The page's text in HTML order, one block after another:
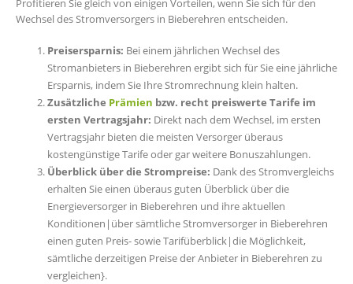
Profitieren Sie gleich von einigen Vorteilen, wenn Sie sich für den
Wechsel des Stromversorgers in Bieberehren entscheiden.
Preisersparnis: Bei einem jährlichen Wechsel des
Stromanbieters in Bieberehren ergibt sich für Sie eine jährliche
Ersparnis, indem Sie Ihre Stromrechnung klein halten.
Zusätzliche Prämien bzw. recht preiswerte Tarife im
ersten Vertragsjahr: Direkt nach dem Wechsel, im ersten
Vertragsjahr bieten die meisten Versorger überaus
kostengünstige Tarife oder gar weitere Bonuszahlungen.
Überblick über die Strompreise: Dank des Stromvergleichs
erhalten Sie einen überaus guten Überblick über die
Energieversorger in Bieberehren und ihre aktuellen
Konditionen|über sämtliche Stromversorger in Bieberehren
einen guten Preis- sowie Tarifüberblick|die Möglichkeit,
sämtliche derzeitigen Preise der Anbieter in Bieberehren zu
vergleichen}.